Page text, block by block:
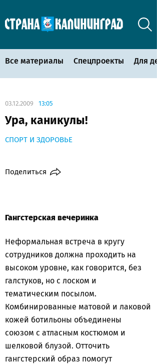
Все материалы Спецпроекты Для
03.12.2009 13:05
Ура, каникулы!
СПОРТ И ЗДОРОВЬЕ
Поделиться
Гангстерская вечеринка
Неформальная встреча в кругу
сотрудников должна проходить на
высоком уровне, как говорится, без
галстуков, но с лоском и
тематическим посылом.
Комбинированные матовой и лаковой
кожей ботильоны объединены
союзом с атласным костюмом и
шелковой блузой. Отточить
гангстерский образ помогут